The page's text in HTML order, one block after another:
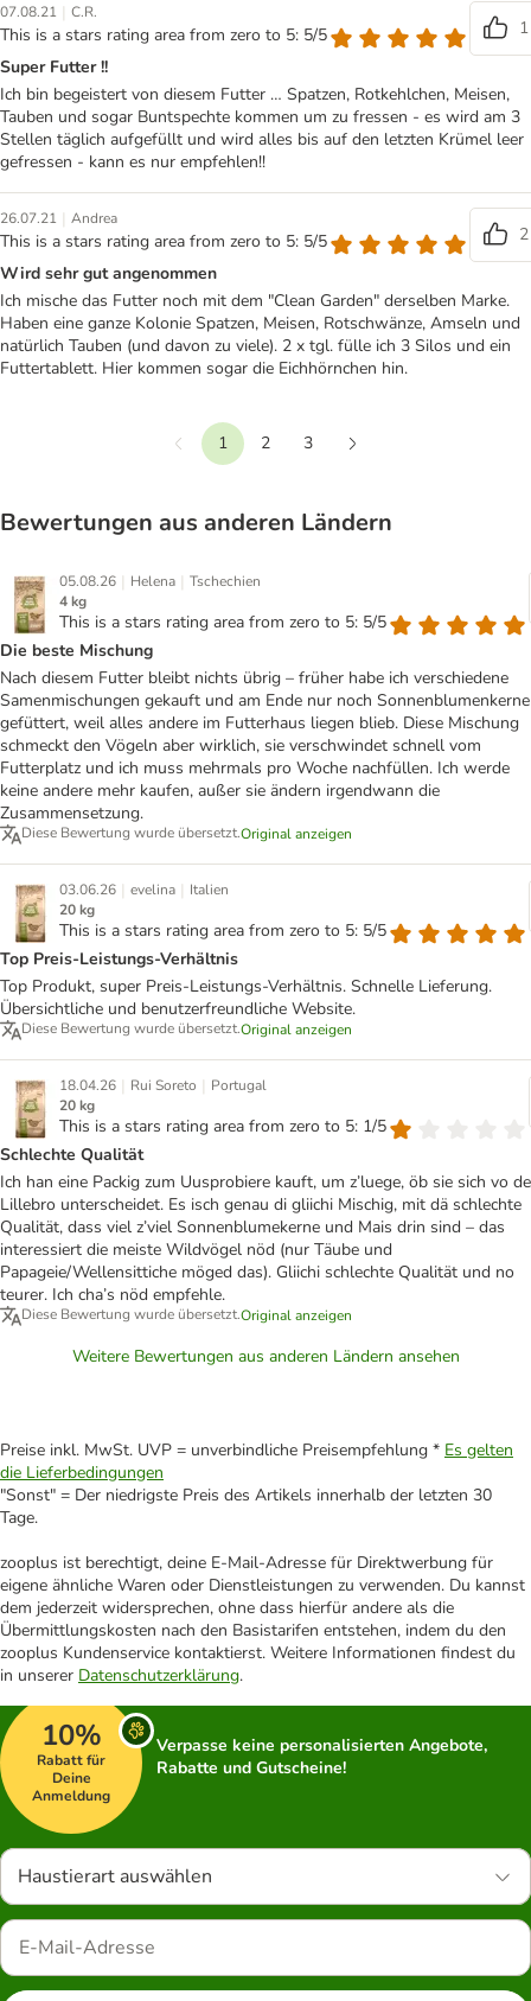
07.08.21 | C.R.
This is a stars rating area from zero to 5: 5/5
1
Super Futter !!
Ich bin begeistert von diesem Futter … Spatzen, Rotkehlchen, Meisen,
Tauben und sogar Buntspechte kommen um zu fressen - es wird am 3
Stellen täglich aufgefüllt und wird alles bis auf den letzten Krümel leer
gefressen - kann es nur empfehlen!!
26.07.21 | Andrea
This is a stars rating area from zero to 5: 5/5
2
Wird sehr gut angenommen
Ich mische das Futter noch mit dem "Clean Garden" derselben Marke.
Haben eine ganze Kolonie Spatzen, Meisen, Rotschwänze, Amseln und
natürlich Tauben (und davon zu viele). 2 x tgl. fülle ich 3 Silos und ein
Futtertablett. Hier kommen sogar die Eichhörnchen hin.
Vorherige
1 2
3
Bewertungen aus anderen Ländern
05.08.26 | Helena | Tschechien
4 kg
This is a stars rating area from zero to 5: 5/5
Die beste Mischung
Nach diesem Futter bleibt nichts übrig – früher habe ich verschiedene
Samenmischungen gekauft und am Ende nur noch Sonnenblumenkerne
gefüttert, weil alles andere im Futterhaus liegen blieb. Diese Mischung
schmeckt den Vögeln aber wirklich, sie verschwindet schnell vom
Futterplatz und ich muss mehrmals pro Woche nachfüllen. Ich werde
keine andere mehr kaufen, außer sie ändern irgendwann die
Zusammensetzung.
Diese Bewertung wurde übersetzt.Original anzeigen
03.06.26 | evelina | Italien
20 kg
This is a stars rating area from zero to 5: 5/5
Top Preis-Leistungs-Verhältnis
Top Produkt, super Preis-Leistungs-Verhältnis. Schnelle Lieferung.
Übersichtliche und benutzerfreundliche Website.
Diese Bewertung wurde übersetzt.Original anzeigen
18.04.26 | Rui Soreto | Portugal
20 kg
This is a stars rating area from zero to 5: 1/5
Schlechte Qualität
Ich han eine Packig zum Uusprobiere kauft, um z’luege, öb sie sich vo de
Lillebro unterscheidet. Es isch genau di gliichi Mischig, mit dä schlechte
Qualität, dass viel z’viel Sonnenblumekerne und Mais drin sind – das
interessiert die meiste Wildvögel nöd (nur Täube und
Papageie/Wellensittiche möged das). Gliichi schlechte Qualität und no
teurer. Ich cha’s nöd empfehle.
Diese Bewertung wurde übersetzt.Original anzeigen
Weitere Bewertungen aus anderen Ländern ansehen
Preise inkl. MwSt. UVP = unverbindliche Preisempfehlung * Es gelten
die Lieferbedingungen
"Sonst" = Der niedrigste Preis des Artikels innerhalb der letzten 30
Tage.
zooplus ist berechtigt, deine E-Mail-Adresse für Direktwerbung für
eigene ähnliche Waren oder Dienstleistungen zu verwenden. Du kannst
dem jederzeit widersprechen, ohne dass hierfür andere als die
Übermittlungskosten nach den Basistarifen entstehen, indem du den
zooplus Kundenservice kontaktierst. Weitere Informationen findest du
in unserer Datenschutzerklärung.
10%
Rabatt für
Deine
Anmeldung
Verpasse keine personalisierten Angebote,
Rabatte und Gutscheine!
Haustierart auswählen